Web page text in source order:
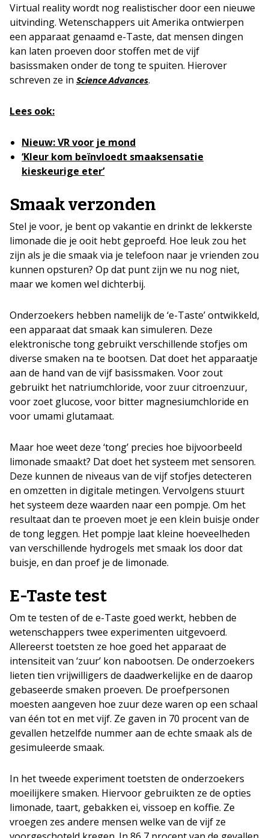
Virtual reality wordt nog realistischer door een nieuwe
uitvinding. Wetenschappers uit Amerika ontwierpen
een apparaat genaamd e-Taste, dat mensen dingen
kan laten proeven door stoffen met de vijf
basissmaken onder de tong te spuiten. Hierover
schreven ze in Science Advances.
Lees ook:
Nieuw: VR voor je mond
‘Kleur kom beïnvloedt smaaksensatie
kieskeurige eter’
Smaak verzonden
Stel je voor, je bent op vakantie en drinkt de lekkerste
limonade die je ooit hebt geproefd. Hoe leuk zou het
zijn als je die smaak via je telefoon naar je vrienden zou
kunnen opsturen? Op dat punt zijn we nu nog niet,
maar we komen wel dichterbij.
Onderzoekers hebben namelijk de ‘e-Taste’ ontwikkeld,
een apparaat dat smaak kan simuleren. Deze
elektronische tong gebruikt verschillende stofjes om
diverse smaken na te bootsen. Dat doet het apparaatje
aan de hand van de vijf basissmaken. Voor zout
gebruikt het natriumchloride, voor zuur citroenzuur,
voor zoet glucose, voor bitter magnesiumchloride en
voor umami glutamaat.
Maar hoe weet deze ‘tong’ precies hoe bijvoorbeeld
limonade smaakt? Dat doet het systeem met sensoren.
Deze kunnen de niveaus van de vijf stofjes detecteren
en omzetten in digitale metingen. Vervolgens stuurt
het systeem deze waarden naar een pompje. Om het
resultaat dan te proeven moet je een klein buisje onder
de tong leggen. Het pompje laat kleine hoeveelheden
van verschillende hydrogels met smaak los door dat
buisje, en dan proef je de limonade.
E-Taste test
Om te testen of de e-Taste goed werkt, hebben de
wetenschappers twee experimenten uitgevoerd.
Allereerst toetsten ze hoe goed het apparaat de
intensiteit van ‘zuur’ kon nabootsen. De onderzoekers
lieten tien vrijwilligers de daadwerkelijke en de daarop
gebaseerde smaken proeven. De proefpersonen
moesten aangeven hoe zuur deze waren op een schaal
van één tot en met vijf. Ze gaven in 70 procent van de
gevallen hetzelfde nummer aan de echte smaak als de
gesimuleerde smaak.
In het tweede experiment toetsten de onderzoekers
moeilijkere smaken. Hiervoor gebruikten ze de opties
limonade, taart, gebakken ei, vissoep en koffie. Ze
vroegen zes andere mensen welke van de vijf ze